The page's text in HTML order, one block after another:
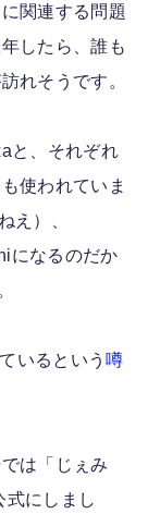
関連する問題
したら、誰も
れそうです。
と、それぞれ
使われていま
え）、
になるのだか
いるという 噂
は「じぇみ
式にしまし